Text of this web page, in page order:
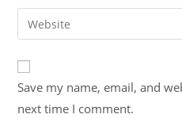
comment
email
address
comment
Enter
your
website
URL
(optional)
Save my name, email, and
next time I comment.